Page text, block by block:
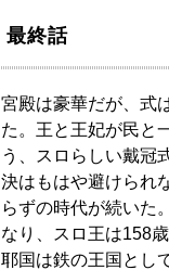
最終話
宮殿は豪華だが、式
た。王と王妃が民と
う、スロらしい戴冠
決はもはや避けられ
らずの時代が続いた
なり、スロ王は158
耶国は鉄の王国とし